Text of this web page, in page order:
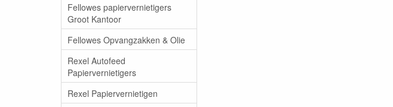
Fellowes papiervernietigers
Groot Kantoor
Fellowes Opvangzakken & Olie
Rexel Autofeed
Papiervernietigers
Rexel Papiervernietigen